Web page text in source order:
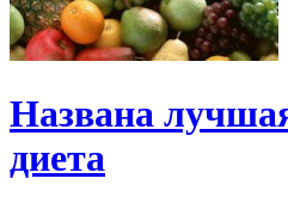
Названа
диета